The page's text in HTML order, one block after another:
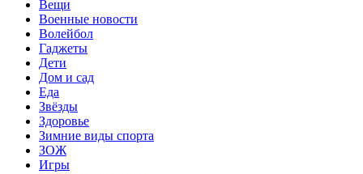
Вещи
Военные новости
Волейбол
Гаджеты
Дети
Дом и сад
Еда
Звёзды
Здоровье
Зимние виды спорта
ЗОЖ
Игры